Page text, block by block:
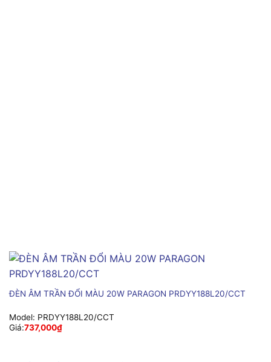
ĐÈN ÂM TRẦN ĐỔI MÀU 20W PARAGON PRDYY188L20/CCT
Model: PRDYY188L20/CCT
Giá:737,000₫